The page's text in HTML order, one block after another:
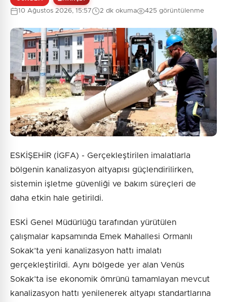
Güvenlik Sorusu:
7 + 9 = ?
Gönder
10 Ağustos 2026, 15:57 2 dk okuma 425 görüntülenme
ESKİŞEHİR (İGFA) - Gerçekleştirilen imalatlarla
bölgenin kanalizasyon altyapısı güçlendirilirken,
sistemin işletme güvenliği ve bakım süreçleri de
daha etkin hale getirildi.
ESKİ Genel Müdürlüğü tarafından yürütülen
çalışmalar kapsamında Emek Mahallesi Ormanlı
Sokak’ta yeni kanalizasyon hattı imalatı
gerçekleştirildi. Aynı bölgede yer alan Venüs
Sokak’ta ise ekonomik ömrünü tamamlayan mevcut
kanalizasyon hattı yenilenerek altyapı standartlarına